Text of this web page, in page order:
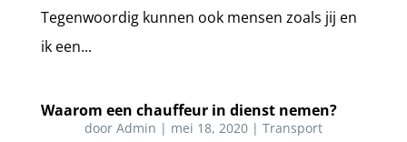
Tegenwoordig kunnen ook mensen zoals jij en
ik een...
Waarom een chauffeur in dienst nemen?
door Admin | mei 18, 2020| Transport